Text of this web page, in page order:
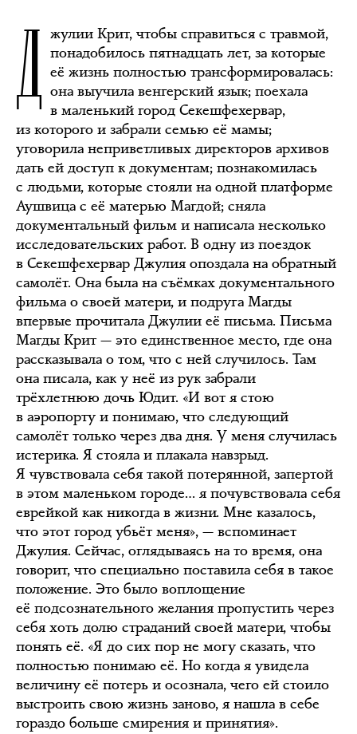
Д жулии Крит, чтобы справиться с травмой,
понадобилось пятнадцать лет, за которые
её жизнь полностью трансформировалась:
она выучила венгерский язык; поехала
в маленький город Секешфехервар,
из которого и забрали семью её мамы;
уговорила неприветливых директоров архивов
дать ей доступ к документам; познакомилась
с людьми, которые стояли на одной платформе
Аушвица с её матерью Магдой; сняла
документальный фильм и написала несколько
исследовательских работ. В одну из поездок
в Секешфехервар Джулия опоздала на обратный
самолёт. Она была на съёмках документального
фильма о своей матери, и подруга Магды
впервые прочитала Джулии её письма. Письма
Магды Крит — это единственное место, где она
рассказывала о том, что с ней случилось. Там
она писала, как у неё из рук забрали
трёхлетнюю дочь Юдит. «И вот я стою
в аэропорту и понимаю, что следующий
самолёт только через два дня. У меня случилась
истерика. Я стояла и плакала навзрыд.
Я чувствовала себя такой потерянной, запертой
в этом маленьком городе… я почувствовала себя
еврейкой как никогда в жизни. Мне казалось,
что этот город убьёт меня», — вспоминает
Джулия. Сейчас, оглядываясь на то время, она
говорит, что специально поставила себя в такое
положение. Это было воплощение
её подсознательного желания пропустить через
себя хоть долю страданий своей матери, чтобы
понять её. «Я до сих пор не могу сказать, что
полностью понимаю её. Но когда я увидела
величину её потерь и осознала, чего ей стоило
выстроить свою жизнь заново, я нашла в себе
гораздо больше смирения и принятия».